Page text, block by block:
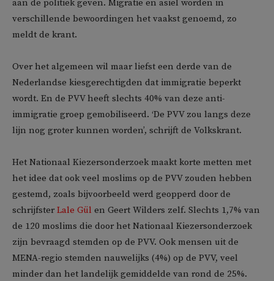
aan de politiek geven. Migratie en asiel worden in
verschillende bewoordingen het vaakst genoemd, zo
meldt de krant.
Over het algemeen wil maar liefst een derde van de
Nederlandse kiesgerechtigden dat immigratie beperkt
wordt. En de PVV heeft slechts 40% van deze anti-
immigratie groep gemobiliseerd. ‘De PVV zou langs deze
lijn nog groter kunnen worden’, schrijft de Volkskrant.
Het Nationaal Kiezersonderzoek maakt korte metten met
het idee dat ook veel moslims op de PVV zouden hebben
gestemd, zoals bijvoorbeeld werd geopperd door de
schrijfster Lale Gül en Geert Wilders zelf. Slechts 1,7% van
de 120 moslims die door het Nationaal Kiezersonderzoek
zijn bevraagd stemden op de PVV. Ook mensen uit de
MENA-regio stemden nauwelijks (4%) op de PVV, veel
minder dan het landelijk gemiddelde van rond de 25%.